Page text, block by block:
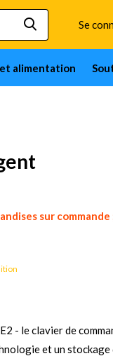
Se
alimentation
sur
- le clavier de
et un